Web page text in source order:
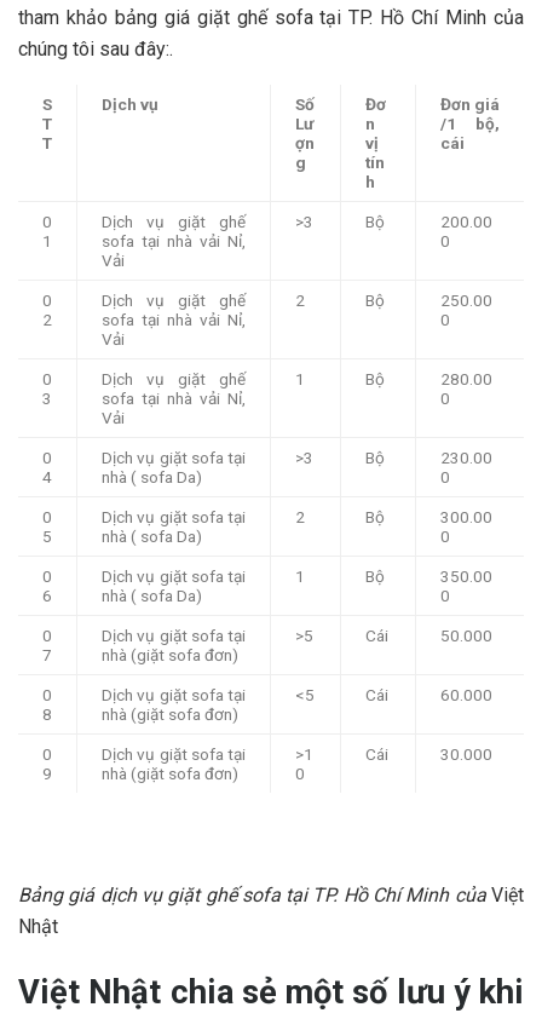
tham khảo bảng giá giặt ghế sofa tại TP. Hồ Chí Minh của
chúng tôi sau đây:.
S
T
T
Dịch vụ
Số
Lư
ợn
g
Đơ
n
vị
tín
h
Đơn giá
/1 bộ,
cái
0
1
Dịch vụ giặt ghế
sofa tại nhà vải Nỉ,
Vải
>3 Bộ
200.00
0
0
2
Dịch vụ giặt ghế
sofa tại nhà vải Nỉ,
Vải
2 Bộ
250.00
0
0
3
Dịch vụ giặt ghế
sofa tại nhà vải Nỉ,
Vải
1 Bộ
280.00
0
0
4
Dịch vụ giặt sofa tại
nhà ( sofa Da)
>3 Bộ
230.00
0
0
5
Dịch vụ giặt sofa tại
nhà ( sofa Da)
2 Bộ
300.00
0
0
6
Dịch vụ giặt sofa tại
nhà ( sofa Da)
1 Bộ
350.00
0
0
7
Dịch vụ giặt sofa tại
nhà (giặt sofa đơn)
>5 Cái 50.000
0
8
Dịch vụ giặt sofa tại
nhà (giặt sofa đơn)
<5 Cái 60.000
0
9
Dịch vụ giặt sofa tại
nhà (giặt sofa đơn)
>1
0
Cái 30.000
Bảng giá dịch vụ giặt ghế sofa tại TP. Hồ Chí Minh của Việt
Nhật
Việt Nhật chia sẻ một số lưu ý khi